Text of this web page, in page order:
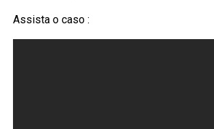
Assista o caso :